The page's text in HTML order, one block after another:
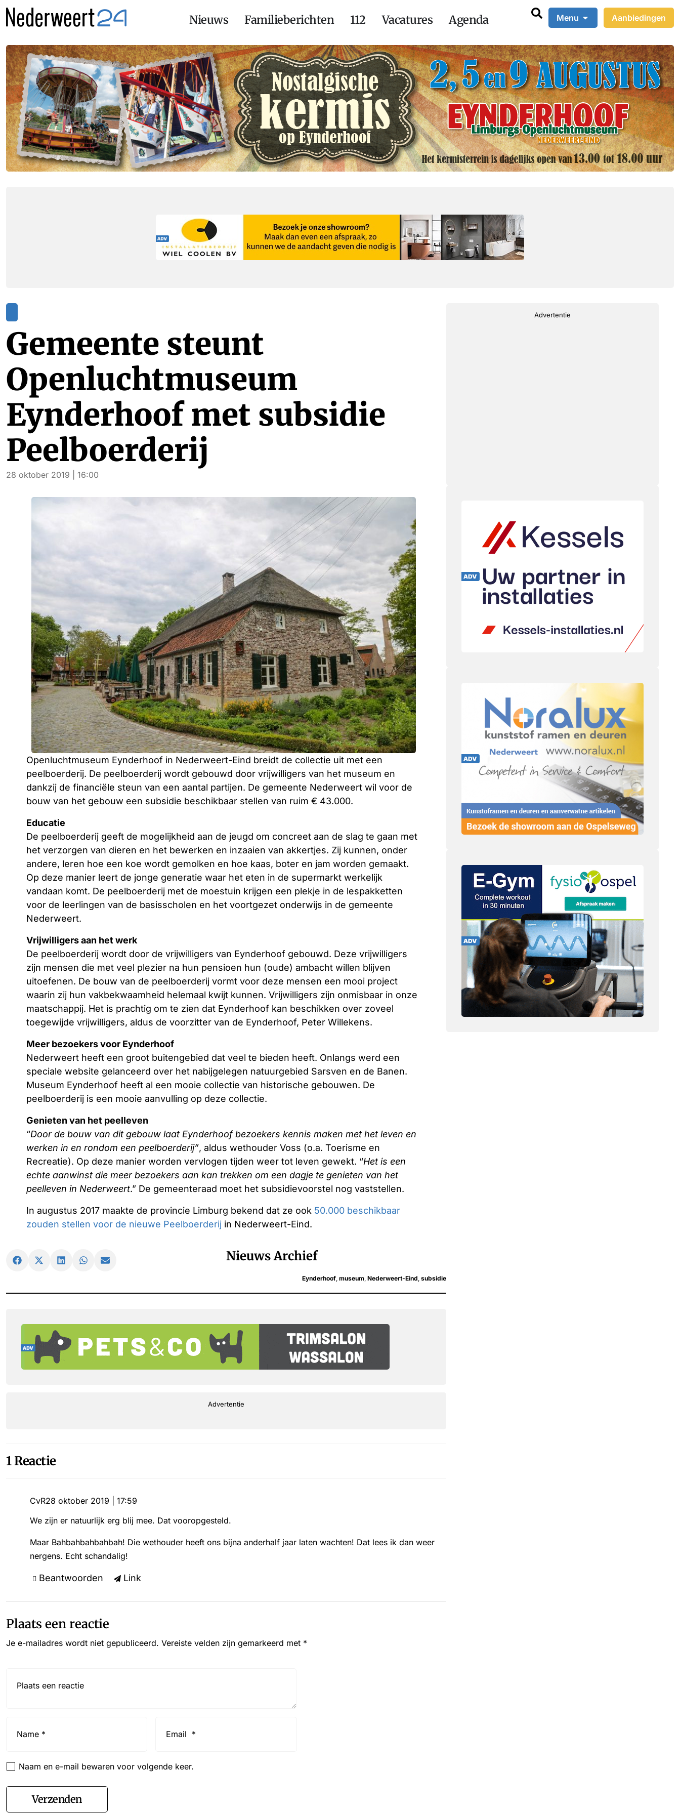
Nieuws Familieberichten 112 Vacatures Agenda Menu Aanbiedingen
Gemeente steunt
Openluchtmuseum
Eynderhoof met subsidie
Peelboerderij
28 oktober 2019 | 16:00
Openluchtmuseum Eynderhoof in Nederweert-Eind breidt de collectie uit met een
peelboerderij. De peelboerderij wordt gebouwd door vrijwilligers van het museum en
dankzij de financiële steun van een aantal partijen. De gemeente Nederweert wil voor de
bouw van het gebouw een subsidie beschikbaar stellen van ruim € 43.000.
Educatie
De peelboerderij geeft de mogelijkheid aan de jeugd om concreet aan de slag te gaan met
het verzorgen van dieren en het bewerken en inzaaien van akkertjes. Zij kunnen, onder
andere, leren hoe een koe wordt gemolken en hoe kaas, boter en jam worden gemaakt.
Op deze manier leert de jonge generatie waar het eten in de supermarkt werkelijk
vandaan komt. De peelboerderij met de moestuin krijgen een plekje in de lespakketten
voor de leerlingen van de basisscholen en het voortgezet onderwijs in de gemeente
Nederweert.
Vrijwilligers aan het werk
De peelboerderij wordt door de vrijwilligers van Eynderhoof gebouwd. Deze vrijwilligers
zijn mensen die met veel plezier na hun pensioen hun (oude) ambacht willen blijven
uitoefenen. De bouw van de peelboerderij vormt voor deze mensen een mooi project
waarin zij hun vakbekwaamheid helemaal kwijt kunnen. Vrijwilligers zijn onmisbaar in onze
maatschappij. Het is prachtig om te zien dat Eynderhoof kan beschikken over zoveel
toegewijde vrijwilligers, aldus de voorzitter van de Eynderhoof, Peter Willekens.
Meer bezoekers voor Eynderhoof
Nederweert heeft een groot buitengebied dat veel te bieden heeft. Onlangs werd een
speciale website gelanceerd over het nabijgelegen natuurgebied Sarsven en de Banen.
Museum Eynderhoof heeft al een mooie collectie van historische gebouwen. De
peelboerderij is een mooie aanvulling op deze collectie.
Genieten van het peelleven
“Door de bouw van dit gebouw laat Eynderhoof bezoekers kennis maken met het leven en
werken in en rondom een peelboerderij”, aldus wethouder Voss (o.a. Toerisme en
Recreatie). Op deze manier worden vervlogen tijden weer tot leven gewekt. “Het is een
echte aanwinst die meer bezoekers aan kan trekken om een dagje te genieten van het
peelleven in Nederweert.” De gemeenteraad moet het subsidievoorstel nog vaststellen.
In augustus 2017 maakte de provincie Limburg bekend dat ze ook 50.000 beschikbaar
zouden stellen voor de nieuwe Peelboerderij in Nederweert-Eind.
Nieuws Archief
Eynderhoof museum Nederweert-Eind subsidie
Advertentie
1 Reactie
CvR28 oktober 2019 | 17:59
We zijn er natuurlijk erg blij mee. Dat vooropgesteld.
Maar Bahbahbahbahbah! Die wethouder heeft ons bijna anderhalf jaar laten wachten! Dat lees ik dan weer
nergens. Echt schandalig!
Beantwoorden Link
Plaats een reactie
Je e-mailadres wordt niet gepubliceerd. Vereiste velden zijn gemarkeerd met *
Naam en e-mail bewaren voor volgende keer.
Verzenden
Advertentie